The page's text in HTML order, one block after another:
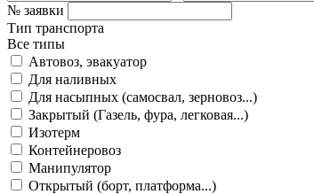
№ заявки
Тип транспорта
Все типы
Автовоз, эвакуатор
Для наливных
Для насыпных (самосвал, зерновоз...)
Закрытый (Газель, фура, легковая...)
Изотерм
Контейнеровоз
Манипулятор
Открытый (борт, платформа...)